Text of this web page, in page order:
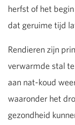
herfst of het
dat geruime tijd
Rendieren zijn
verwarmde stal
aan nat-koud
waaronder het
gezondheid